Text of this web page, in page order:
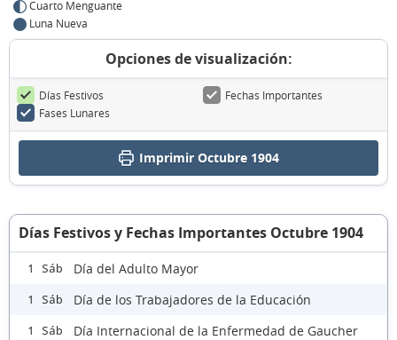
Cuarto Menguante
Luna Nueva
Opciones de visualización:
Días Festivos
Fechas Importantes
Fases Lunares
Imprimir Octubre 1904
Días Festivos y Fechas Importantes Octubre 1904
1 Sáb Día del Adulto Mayor
1 Sáb Día de los Trabajadores de la Educación
1 Sáb Día Internacional de la Enfermedad de Gaucher